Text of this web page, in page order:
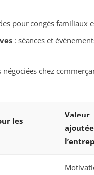
pour congés familiaux
: séances et
chez
les
Valeur